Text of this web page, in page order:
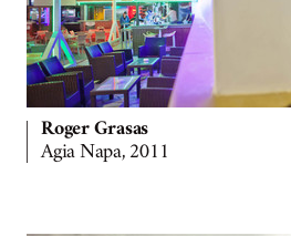
Roger Grasas
Agia Napa, 2011